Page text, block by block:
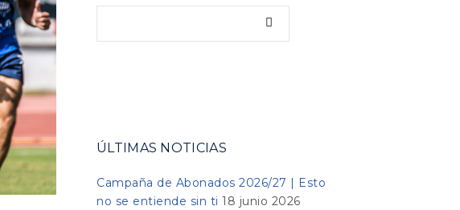
ÚLTIMAS NOTICIAS
Campaña de Abonados 2026/27 | Esto
no se entiende sin ti 18 junio 2026